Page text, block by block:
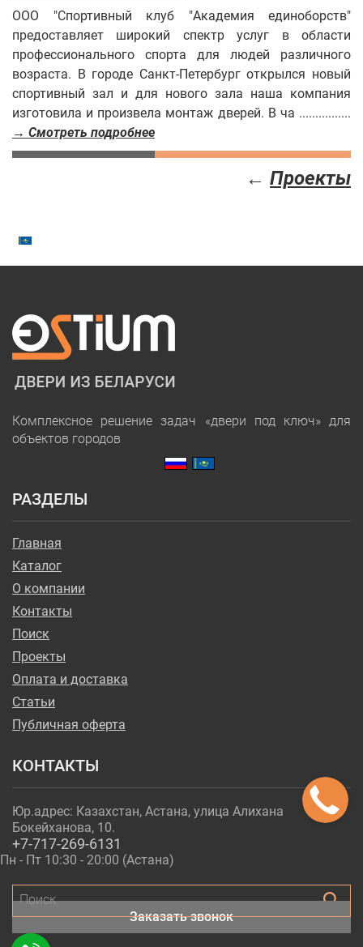
ООО "Спортивный клуб "Академия единоборств"
предоставляет широкий спектр услуг в области
профессионального спорта для людей различного
возраста. В городе Санкт-Петербург открылся новый
спортивный зал и для нового зала наша компания
изготовила и произвела монтаж дверей. В ча ................
→ Смотреть подробнее
← Проекты
Комплексное решение задач «двери под ключ» для
объектов городов
РАЗДЕЛЫ
Главная
Каталог
О компании
Контакты
Поиск
Проекты
Оплата и доставка
Статьи
Публичная оферта
КОНТАКТЫ
Юр.адрес: Казахстан, Астана, улица Алихана
Бокейханова, 10.
+7-717-269-6131
Пн - Пт 10:30 - 20:00 (Астана)
Заказать звонок